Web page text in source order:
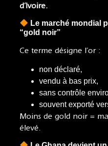
d’Ivoire.
Le marché mondial
“gold noir”
Ce terme désigne l’or :
non déclaré,
vendu à bas prix,
sans contrôle
souvent exporté
Moins de gold noir =
élevé.